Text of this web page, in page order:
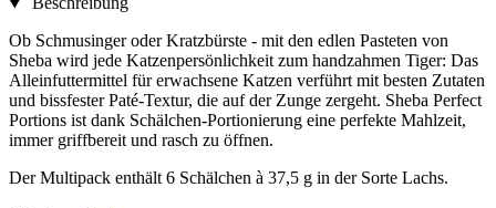
Ob Schmusinger oder Kratzbürste - mit den edlen Pasteten von
Sheba wird jede Katzenpersönlichkeit zum handzahmen Tiger: Das
Alleinfuttermittel für erwachsene Katzen verführt mit besten Zutaten
und bissfester Paté-Textur, die auf der Zunge zergeht. Sheba Perfect
Portions ist dank Schälchen-Portionierung eine perfekte Mahlzeit,
immer griffbereit und rasch zu öffnen.
Der Multipack enthält 6 Schälchen à 37,5 g in der Sorte Lachs.